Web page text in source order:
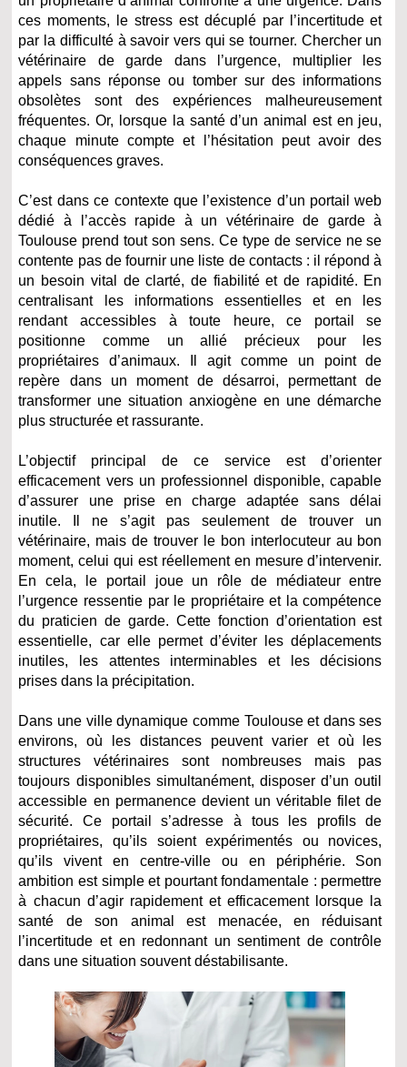
ces moments, le stress est décuplé par l’incertitude et
par la difficulté à savoir vers qui se tourner. Chercher un
vétérinaire de garde dans l’urgence, multiplier les
appels sans réponse ou tomber sur des informations
obsolètes sont des expériences malheureusement
fréquentes. Or, lorsque la santé d’un animal est en jeu,
chaque minute compte et l’hésitation peut avoir des
conséquences graves.
C’est dans ce contexte que l’existence d’un portail web
dédié à l’accès rapide à un vétérinaire de garde à
Toulouse prend tout son sens. Ce type de service ne se
contente pas de fournir une liste de contacts : il répond à
un besoin vital de clarté, de fiabilité et de rapidité. En
centralisant les informations essentielles et en les
rendant accessibles à toute heure, ce portail se
positionne comme un allié précieux pour les
propriétaires d’animaux. Il agit comme un point de
repère dans un moment de désarroi, permettant de
transformer une situation anxiogène en une démarche
plus structurée et rassurante.
L’objectif principal de ce service est d’orienter
efficacement vers un professionnel disponible, capable
d’assurer une prise en charge adaptée sans délai
inutile. Il ne s’agit pas seulement de trouver un
vétérinaire, mais de trouver le bon interlocuteur au bon
moment, celui qui est réellement en mesure d’intervenir.
En cela, le portail joue un rôle de médiateur entre
l’urgence ressentie par le propriétaire et la compétence
du praticien de garde. Cette fonction d’orientation est
essentielle, car elle permet d’éviter les déplacements
inutiles, les attentes interminables et les décisions
prises dans la précipitation.
Dans une ville dynamique comme Toulouse et dans ses
environs, où les distances peuvent varier et où les
structures vétérinaires sont nombreuses mais pas
toujours disponibles simultanément, disposer d’un outil
accessible en permanence devient un véritable filet de
sécurité. Ce portail s’adresse à tous les profils de
propriétaires, qu’ils soient expérimentés ou novices,
qu’ils vivent en centre-ville ou en périphérie. Son
ambition est simple et pourtant fondamentale : permettre
à chacun d’agir rapidement et efficacement lorsque la
santé de son animal est menacée, en réduisant
l’incertitude et en redonnant un sentiment de contrôle
dans une situation souvent déstabilisante.